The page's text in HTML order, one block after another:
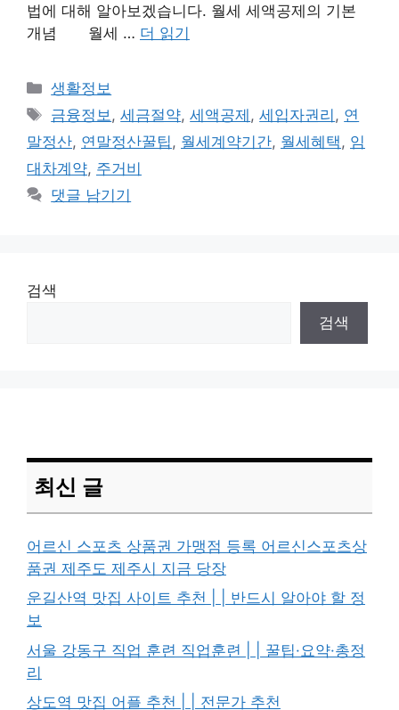
법에 대해 알아보겠습니다. 월세 세액공제의 기본
개념 월세 … 더 읽기
카
테
고
리
생활정보
태
그
금융정보 ,세금절약,세액공제 ,세입자권리 , 연
말정산, 연말정산꿀팁 , 월세계약기간, 월세혜택 , 임
대차계약, 주거비
댓글 남기기
검색
검색
최신 글
어르신 스포츠 상품권 가맹점 등록 어르신스포츠상
품권 제주도 제주시 지금 당장
운길산역 맛집 사이트 추천 | | 반드시 알아야 할 정
보
서울 강동구 직업 훈련 직업훈련 | | 꿀팁·요약·총정
리
상도역 맛집 어플 추천 | | 전문가 추천